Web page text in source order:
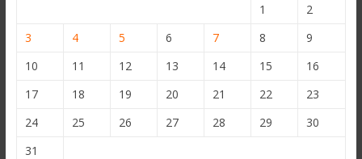
1
2
3
4 5 6 7 8
9
10
11 12 13 14 15
16
17
18 19 20 21 22
23
24
25 26 27 28 29
30
31